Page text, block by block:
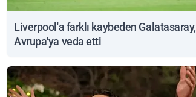
Liverpool'a farklı kaybeden Galatasaray,
Avrupa'ya veda etti